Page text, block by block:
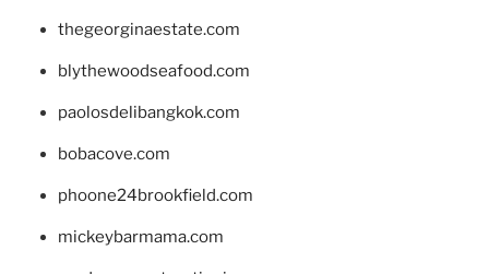
thegeorginaestate.com
blythewoodseafood.com
paolosdelibangkok.com
bobacove.com
phoone24brookfield.com
mickeybarmama.com